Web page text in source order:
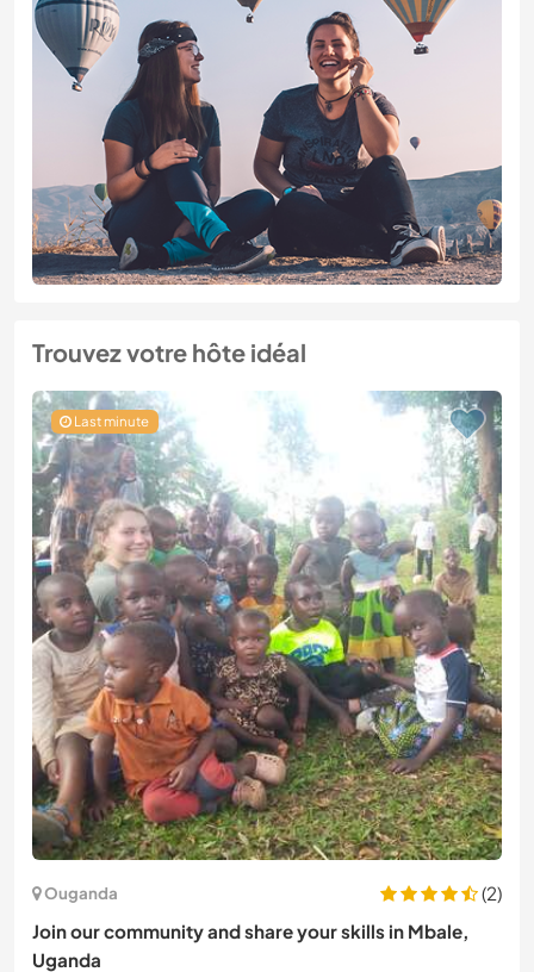
Trouvez votre hôte idéal
Last minute
Ouganda
(2)
Join our community and share your skills in Mbale,
Uganda